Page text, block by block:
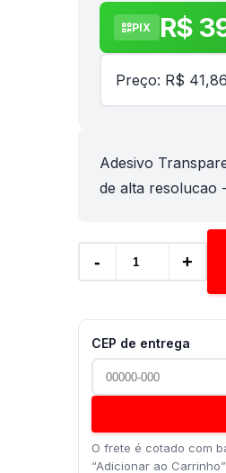
PIX R$
Preço: R$ 41,86
Adesivo
de alta resolucao
- +
CEP de entrega
O frete é cotado com
“Adicionar ao